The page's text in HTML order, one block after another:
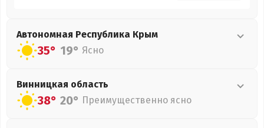
Автономная Республика Крым
35° 19° Ясно
Винницкая область
38° 20° Преимущественно ясно